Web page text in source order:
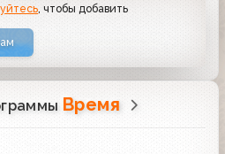
, чтобы добавить
Время